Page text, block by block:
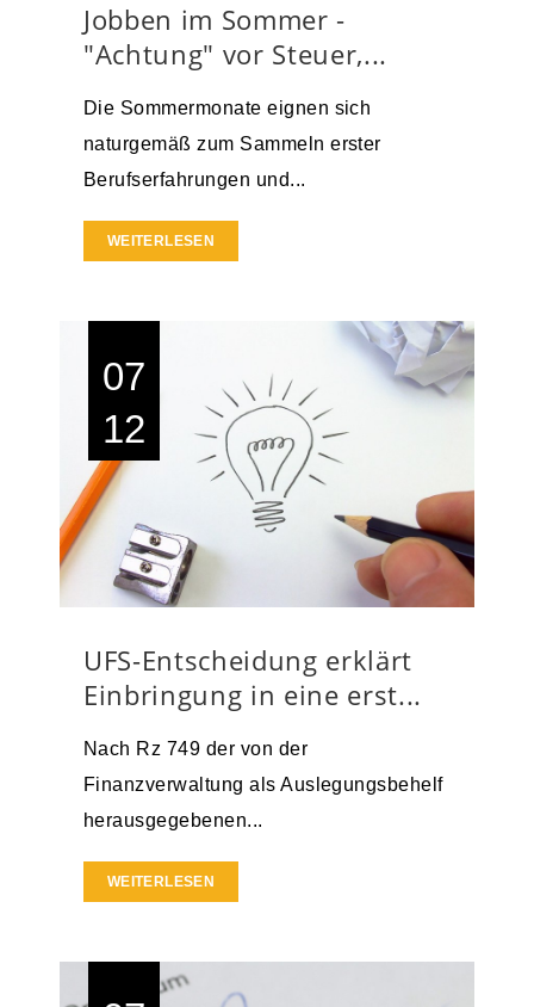
Jobben im Sommer -
"Achtung" vor Steuer,...
Die Sommermonate eignen sich
naturgemäß zum Sammeln erster
Berufserfahrungen und...
WEITERLESEN
07
12
UFS-Entscheidung erklärt
Einbringung in eine erst...
Nach Rz 749 der von der
Finanzverwaltung als Auslegungsbehelf
herausgegebenen...
WEITERLESEN